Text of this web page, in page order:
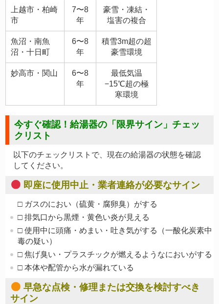
上越市・柏崎
市
7〜8
年
豪雪・凍結・
塩害の複合
魚沼・南魚
沼・十日町
6〜8
年
積雪3m超の超
豪雪環境
妙高市・関山
6〜8
年
最低気温
−15℃超の極
寒環境
今すぐ確認！給湯器の「限界サイン」チェッ
クリスト
以下のチェックリストで、現在の給湯器の状態を確認
してください。
即座に使用中止・業者連絡が必要なサイン
□ ガスのにおい（硫黄・腐卵臭）がする
□ 排気口から黒煙・黄色い炎が見える
□ 使用中に頭痛・めまい・吐き気がする（一酸化炭素中
毒の疑い）
□ 焦げ臭い・プラスチックが燃えるようなにおいがする
□ 本体や配管から水が漏れている
早急な点検・修理または交換を検討すべき
サイン